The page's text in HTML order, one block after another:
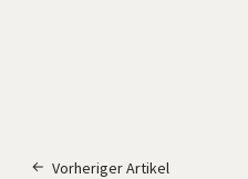
Vorheriger Artikel